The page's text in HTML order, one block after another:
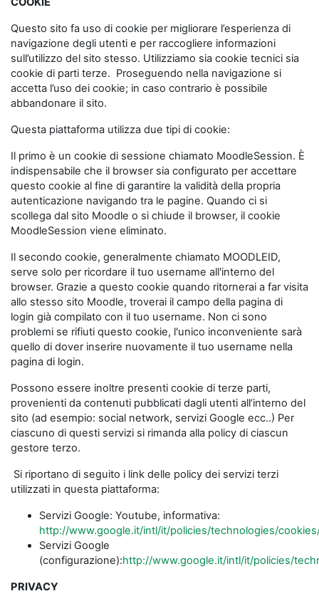
Questo sito fa uso di cookie per migliorare l’esperienza di
navigazione degli utenti e per raccogliere informazioni
sull’utilizzo del sito stesso. Utilizziamo sia cookie tecnici sia
cookie di parti terze. Proseguendo nella navigazione si
accetta l’uso dei cookie; in caso contrario è possibile
abbandonare il sito.
Questa piattaforma utilizza due tipi di cookie:
Il primo è un cookie di sessione chiamato MoodleSession. È
indispensabile che il browser sia configurato per accettare
questo cookie al fine di garantire la validità della propria
autenticazione navigando tra le pagine. Quando ci si
scollega dal sito Moodle o si chiude il browser, il cookie
MoodleSession viene eliminato.
Il secondo cookie, generalmente chiamato MOODLEID,
serve solo per ricordare il tuo username all'interno del
browser. Grazie a questo cookie quando ritornerai a far visita
allo stesso sito Moodle, troverai il campo della pagina di
login già compilato con il tuo username. Non ci sono
problemi se rifiuti questo cookie, l'unico inconveniente sarà
quello di dover inserire nuovamente il tuo username nella
pagina di login.
Possono essere inoltre presenti cookie di terze parti,
provenienti da contenuti pubblicati dagli utenti all’interno del
sito (ad esempio: social network, servizi Google ecc..) Per
ciascuno di questi servizi si rimanda alla policy di ciascun
gestore terzo.
Si riportano di seguito i link delle policy dei servizi terzi
utilizzati in questa piattaforma:
Servizi Google: Youtube, informativa:
http://www.google.it/intl/it/policies/technologies/
Servizi Google
(configurazione):http://www.google.it/intl/it/policies/
PRIVACY